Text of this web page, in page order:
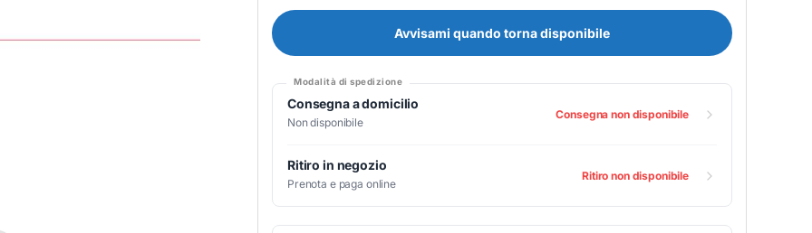
Avvisami quando torna disponibile
Modalità di spedizione
Consegna a domicilio
Non disponibile
Consegna non disponibile
Ritiro in negozio
Prenota e paga online
Ritiro non disponibile